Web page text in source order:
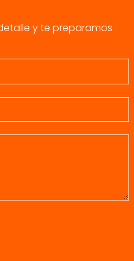
y te preparamos